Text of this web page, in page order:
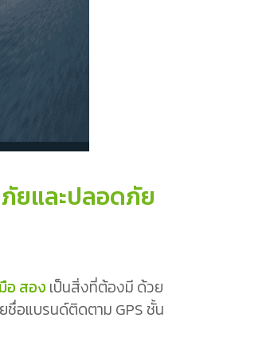
ยและปลอดภัย
อ สอง เป็นสิ่งที่ต้องมี ด้วย
ชื่อแบรนด์ติดตาม GPS ชั้น